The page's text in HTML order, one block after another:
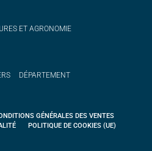
ET AGRONOMIE
DÉPARTEMENT
GÉNÉRALES DES VENTES
POLITIQUE DE COOKIES (UE)